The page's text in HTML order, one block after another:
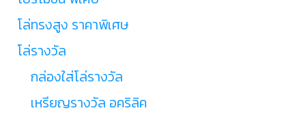
โล่ทรงสูง ราคาพิเศษ
โล่รางวัล
กล่องใส่โล่รางวัล
เหรียญรางวัล อคริลิค